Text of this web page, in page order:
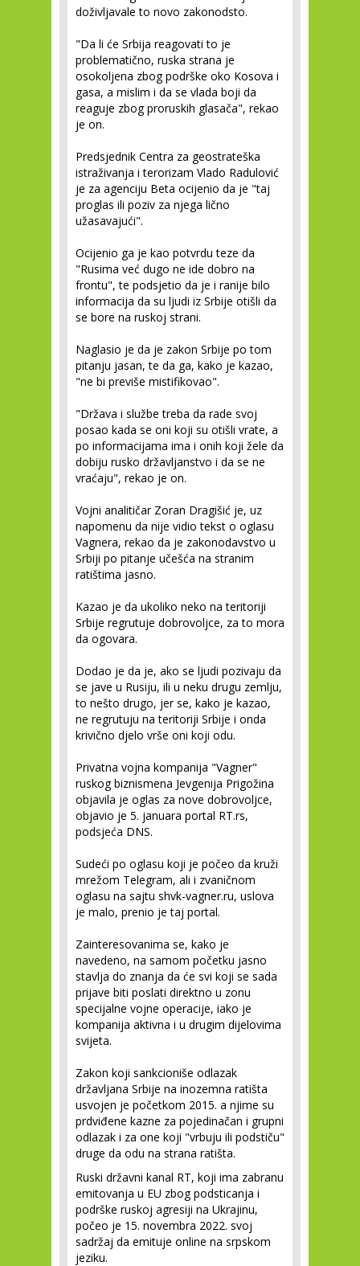
doživljavale to novo zakonodsto.
"Da li će Srbija reagovati to je
problematično, ruska strana je
osokoljena zbog podrške oko Kosova i
gasa, a mislim i da se vlada boji da
reaguje zbog proruskih glasača", rekao
je on.
Predsjednik Centra za geostrateška
istraživanja i terorizam Vlado Radulović
je za agenciju Beta ocijenio da je "taj
proglas ili poziv za njega lično
užasavajući".
Ocijenio ga je kao potvrdu teze da
"Rusima već dugo ne ide dobro na
frontu", te podsjetio da je i ranije bilo
informacija da su ljudi iz Srbije otišli da
se bore na ruskoj strani.
Naglasio je da je zakon Srbije po tom
pitanju jasan, te da ga, kako je kazao,
"ne bi previše mistifikovao".
"Država i službe treba da rade svoj
posao kada se oni koji su otišli vrate, a
po informacijama ima i onih koji žele da
dobiju rusko državljanstvo i da se ne
vraćaju", rekao je on.
Vojni analitičar Zoran Dragišić je, uz
napomenu da nije vidio tekst o oglasu
Vagnera, rekao da je zakonodavstvo u
Srbiji po pitanje učešća na stranim
ratištima jasno.
Kazao je da ukoliko neko na teritoriji
Srbije regrutuje dobrovoljce, za to mora
da ogovara.
Dodao je da je, ako se ljudi pozivaju da
se jave u Rusiju, ili u neku drugu zemlju,
to nešto drugo, jer se, kako je kazao,
ne regrutuju na teritoriji Srbije i onda
krivično djelo vrše oni koji odu.
Privatna vojna kompanija "Vagner"
ruskog biznismena Jevgenija Prigožina
objavila je oglas za nove dobrovoljce,
objavio je 5. januara portal RT.rs,
podsjeća DNS.
Sudeći po oglasu koji je počeo da kruži
mrežom Telegram, ali i zvaničnom
oglasu na sajtu shvk-vagner.ru, uslova
je malo, prenio je taj portal.
Zainteresovanima se, kako je
navedeno, na samom početku jasno
stavlja do znanja da će svi koji se sada
prijave biti poslati direktno u zonu
specijalne vojne operacije, iako je
kompanija aktivna i u drugim dijelovima
svijeta.
Zakon koji sankcioniše odlazak
državljana Srbije na inozemna ratišta
usvojen je početkom 2015. a njime su
prdviđene kazne za pojedinačan i grupni
odlazak i za one koji "vrbuju ili podstiču"
druge da odu na strana ratišta.
Ruski državni kanal RT, koji ima zabranu
emitovanja u EU zbog podsticanja i
podrške ruskoj agresiji na Ukrajinu,
počeo je 15. novembra 2022. svoj
sadržaj da emituje online na srpskom
jeziku.